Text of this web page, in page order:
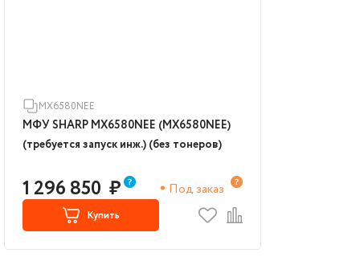
MX6580NEE
МФУ SHARP MX6580NEE (MX6580NEE)
(требуется запуск инж.) (без тонеров)
1 296 850 ₽ Под заказ
Купить